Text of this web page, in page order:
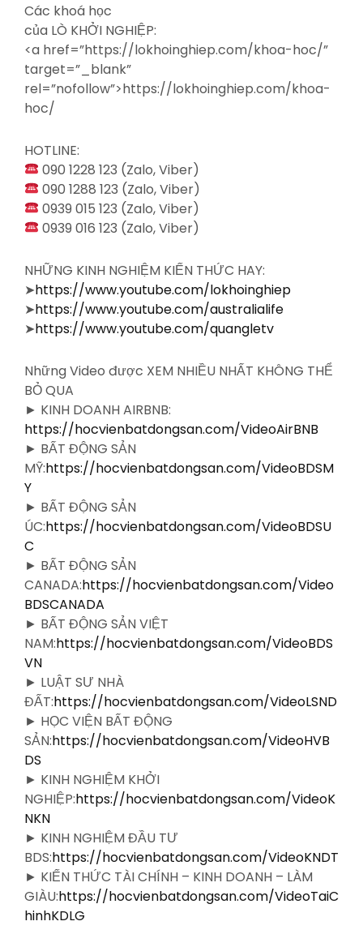
Các khoá học
của LÒ KHỞI NGHIỆP:
<a href=”https://lokhoinghiep.com/khoa-hoc/”
target=”_blank”
rel=”nofollow”>https://lokhoinghiep.com/khoa-
hoc/
HOTLINE:
090 1228 123 (Zalo, Viber)
090 1288 123 (Zalo, Viber)
0939 015 123 (Zalo, Viber)
0939 016 123 (Zalo, Viber)
NHỮNG KINH NGHIỆM KIẾN THỨC HAY:
➤https://www.youtube.com/lokhoinghiep
➤https://www.youtube.com/australialife
➤https://www.youtube.com/quangletv
Những Video được XEM NHIỀU NHẤT KHÔNG THỂ
BỎ QUA
► KINH DOANH AIRBNB:
https://hocvienbatdongsan.com/VideoAirBNB
► BẤT ĐỘNG SẢN
MỸ:https://hocvienbatdongsan.com/VideoBDSM
Y
► BẤT ĐỘNG SẢN
ÚC:https://hocvienbatdongsan.com/VideoBDSU
C
► BẤT ĐỘNG SẢN
CANADA:https://hocvienbatdongsan.com/Video
BDSCANADA
► BẤT ĐỘNG SẢN VIỆT
NAM:https://hocvienbatdongsan.com/VideoBDS
VN
► LUẬT SƯ NHÀ
ĐẤT:https://hocvienbatdongsan.com/VideoLSND
► HỌC VIỆN BẤT ĐỘNG
SẢN:https://hocvienbatdongsan.com/VideoHVB
DS
► KINH NGHIỆM KHỞI
NGHIỆP:https://hocvienbatdongsan.com/VideoK
NKN
► KINH NGHIỆM ĐẦU TƯ
BDS:https://hocvienbatdongsan.com/VideoKNDT
► KIẾN THỨC TÀI CHÍNH – KINH DOANH – LÀM
GIÀU:https://hocvienbatdongsan.com/VideoTaiC
hinhKDLG